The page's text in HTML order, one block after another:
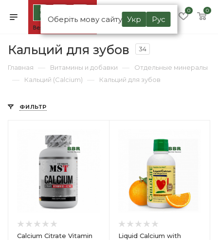
Оберіть мову сайту Укр Рус
0 0
Кальций для зубов 34
Главная — Витамины и добавки — Отдельные минералы
— Кальций (Calcium) — Кальций для зубов
ФИЛЬТР
Calcium Citrate Vitamin
Liquid Calcium with